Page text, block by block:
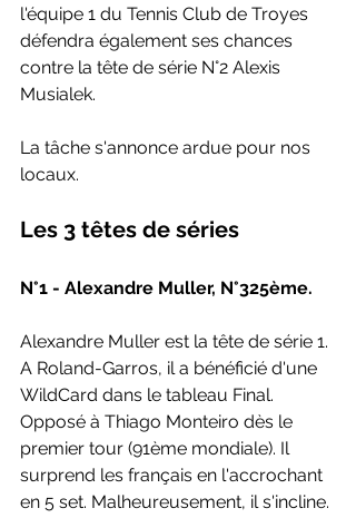
l'équipe 1 du Tennis Club de Troyes
défendra également ses chances
contre la tête de série N°2 Alexis
Musialek.
La tâche s'annonce ardue pour nos
locaux.
Les 3 têtes de séries
N°1 - Alexandre Muller, N°325ème.
Alexandre Muller est la tête de série 1.
A Roland-Garros, il a bénéficié d'une
WildCard dans le tableau Final.
Opposé à Thiago Monteiro dès le
premier tour (91ème mondiale). Il
surprend les français en l'accrochant
en 5 set. Malheureusement, il s'incline.